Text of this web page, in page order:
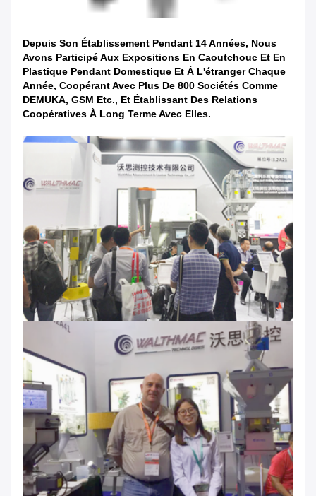
Depuis Son Établissement Pendant 14 Années, Nous
Avons Participé Aux Expositions En Caoutchouc Et En
Plastique Pendant Domestique Et À L'étranger Chaque
Année, Coopérant Avec Plus De 800 Sociétés Comme
DEMUKA, GSM Etc., Et Établissant Des Relations
Coopératives À Long Terme Avec Elles.